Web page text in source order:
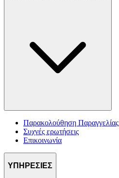
Παρακολούθηση Παραγγελίας
Συχνές ερωτήσεις
Επικοινωνία
ΥΠΗΡΕΣΙΕΣ